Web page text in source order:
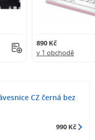
890 Kč
v 1 obchodě
CZ černá bez
990 Kč